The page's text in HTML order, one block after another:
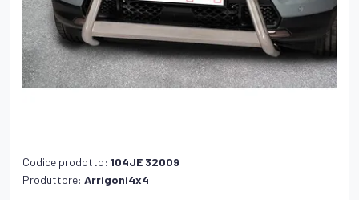
Codice prodotto: 104JE 32009
Produttore: Arrigoni4x4